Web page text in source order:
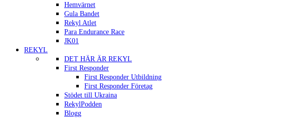
Hemvärnet
Gula Bandet
Rekyl Atlet
Para Endurance Race
JK01
REKYL
DET HÄR ÄR REKYL
First Responder
First Responder Utbildning
First Responder Företag
Stödet till Ukraina
RekylPodden
Blogg